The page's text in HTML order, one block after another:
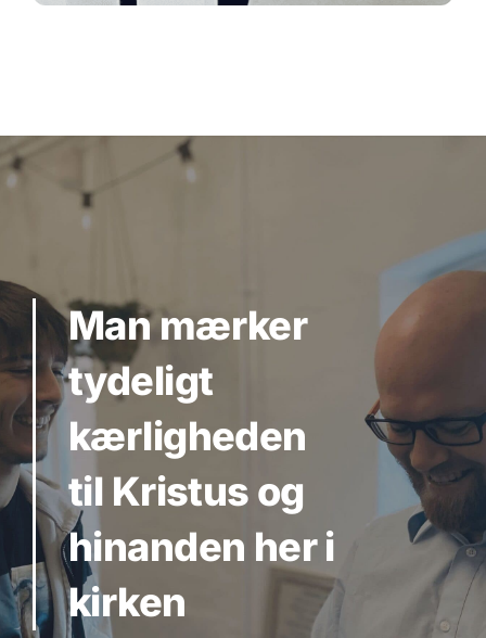
Man mærker
tydeligt
kærligheden
til Kristus og
hinanden her i
kirken